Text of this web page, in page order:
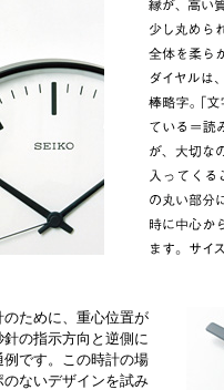
ために、重心位置が
の指示方向と逆側に
です。この時計の場
ないデザインを試み